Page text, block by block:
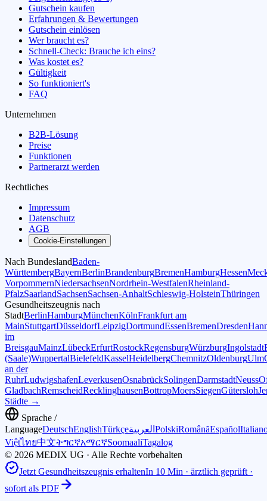
Gutschein kaufen
Erfahrungen & Bewertungen
Gutschein einlösen
Wer braucht es?
Schnell-Check: Brauche ich eins?
Was kostet es?
Gültigkeit
So funktioniert's
FAQ
Unternehmen
B2B-Lösung
Preise
Funktionen
Partnerarzt werden
Rechtliches
Impressum
Datenschutz
AGB
Cookie-Einstellungen
Nach BundeslandBaden-
WürttembergBayernBerlinBrandenburgBremenHamburgHessen
VorpommernNiedersachsenNordrhein-WestfalenRheinland-
PfalzSaarlandSachsenSachsen-AnhaltSchleswig-HolsteinThüringen
Gesundheitszeugnis nach
StadtBerlinHamburgMünchenKölnFrankfurt am
MainStuttgartDüsseldorfLeipzigDortmundEssenBremenDresden
im
BreisgauMainzLübeckErfurtRostockRegensburgWürzburgIngolstadt
(Saale)WuppertalBielefeldKasselHeidelbergChemnitzOldenburgUlm
an der
RuhrLudwigshafenLeverkusenOsnabrückSolingenDarmstadtNeuss
GladbachRemscheidRecklinghausenBottropMoersSiegenGütersloh
Städte →
Sprache /
LanguageDeutschEnglishTürkçeالعربية PolskiRomânăEspañol
Việtไทย中文ትግርኛአማርኛSoomaaliTagalog
© 2026 MEDIX UG · Alle Rechte vorbehalten
Jetzt Gesundheitszeugnis erhaltenIn 10 Min · ärztlich geprüft ·
sofort als PDF